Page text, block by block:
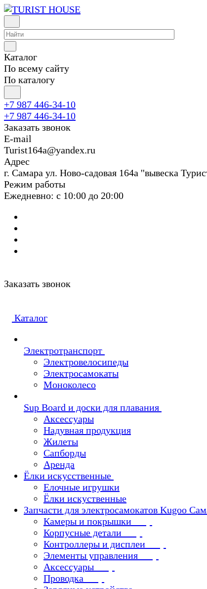
Каталог
По всему сайту
По каталогу
+7 987 446-34-10
+7 987 446-34-10
Заказать звонок
E-mail
Turist164a@yandex.ru
Адрес
г. Cамара ул. Ново-садовая 164а ''вывеска
Режим работы
Ежедневно: с 10:00 до 20:00
Заказать звонок
Каталог
Электротранспорт
Электровелосипеды
Электросамокаты
Моноколесо
Sup Board и доски для плавания
Аксессуары
Надувная продукция
Жилеты
Сапборды
Аренда
Ёлки искусственные
Елочные игрушки
Ёлки искуственные
Запчасти для электросамокатов Kugoo
Камеры и покрышки
Корпусные детали
Контроллеры и дисплеи
Элементы управления
Аксессуары
Проводка